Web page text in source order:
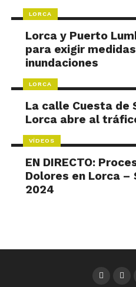
LORCA
Lorca y Puerto
para exigir
inundaciones
LORCA
La calle Cuesta de
Lorca abre al
VÍDEOS
EN DIRECTO:
Dolores en Lorca –
2024